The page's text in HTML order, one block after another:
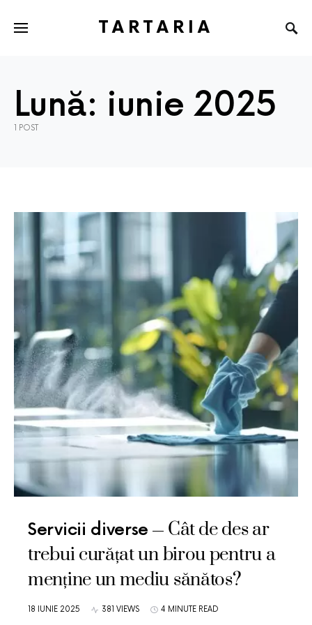
TARTARIA
Lună: iunie 2025
1 POST
Servicii diverse
Cât de des ar
trebui curățat un birou pentru a
menține un mediu sănătos?
18 IUNIE 2025 381 VIEWS 4 MINUTE READ